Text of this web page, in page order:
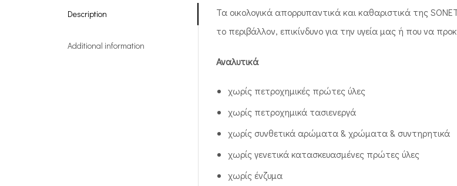
Description
Additional information
Τα οικολογικά απορρυπαντικά και καθαριστικά της
το περιβάλλον, επικίνδυνο για την υγεία μας ή που να
Αναλυτικά
χωρίς πετροχημικές πρώτες ύλες
χωρίς πετροχημικά τασιενεργά
χωρίς συνθετικά αρώματα & χρώματα & συντηρητικά
χωρίς γενετικά κατασκευασμένες πρώτες ύλες
χωρίς ένζυμα